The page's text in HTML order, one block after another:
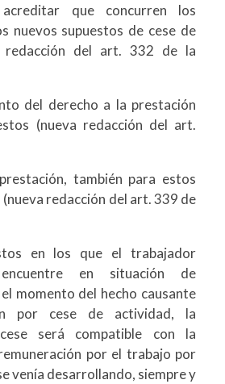
que concurren los
nuevos supuestos de cese de
redacción del art. 332 de la
del derecho a la prestación
(nueva redacción del art.
también para estos
redacción del art. 339 de
en los que el trabajador
en situación de
momento del hecho causante
por cese de actividad, la
será compatible con la
por el trabajo por
venía desarrollando, siempre y